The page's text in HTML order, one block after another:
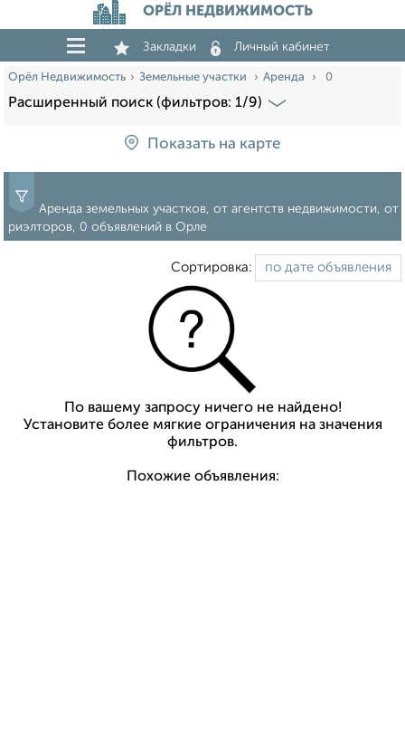
ОРЁЛ НЕДВИЖИМОСТЬ
Закладки Личный кабинет
Орёл Недвижимость Земельные участки Аренда 0
Расширенный поиск (фильтров: 1/9)
Показать на карте
Аренда земельных участков, от агентств недвижимости, от
риэлторов, 0 объявлений в Орле
Сортировка:
По вашему запросу ничего не найдено!
Установите более мягкие ограничения на значения
фильтров.
Похожие объявления: